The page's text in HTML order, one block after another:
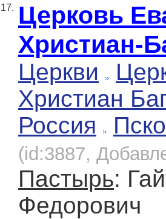
17. Церковь
Христиан-
Церкви
Христиан
Россия
(id:3887,
Пастырь:
Федорович